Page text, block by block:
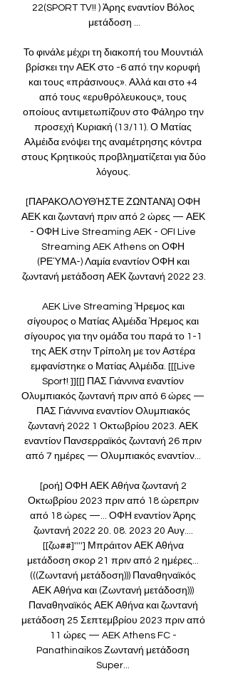
22(SPORT TV!! ) Άρης εναντίον Βόλος
μετάδοση ...
Το φινάλε μέχρι τη διακοπή του Μουντιάλ
βρίσκει την ΑΕΚ στο -6 από την κορυφή
και τους «πράσινους». Αλλά και στο +4
από τους «ερυθρόλευκους», τους
οποίους αντιμετωπίζουν στο Φάληρο την
προσεχή Κυριακή (13/11). Ο Ματίας
Αλμέιδα ενόψει της αναμέτρησης κόντρα
στους Κρητικούς προβληματίζεται για δύο
λόγους.
[ΠΑΡΑΚΟΛΟΥΘΉΣΤΕ ΖΩΝΤΑΝΆ] ΟΦΗ
ΑΕΚ και ζωντανή πριν από 2 ώρες — ΑΕΚ
- ΟΦΗ Live Streaming AEK - OFI Live
Streaming AEK Athens on ΟΦΗ
(ΡΕΎΜΑ-) Λαμία εναντίον ΟΦΗ και
ζωντανή μετάδοση ΑΕΚ ζωντανή 2022 23.
AEK Live Streaming Ήρεμος και
σίγουρος ο Ματίας Αλμέιδα Ήρεμος και
σίγουρος για την ομάδα του παρά το 1-1
της ΑΕΚ στην Τρίπολη με τον Αστέρα
εμφανίστηκε ο Ματίας Αλμέιδα. [[[Live
Sport! ]][[] ΠΑΣ Γιάννινα εναντίον
Ολυμπιακός ζωντανή πριν από 6 ώρες —
ΠΑΣ Γιάννινα εναντίον Ολυμπιακός
ζωντανή 2022 1 Οκτωβρίου 2023. ΑΕΚ
εναντίον Πανσερραϊκός ζωντανή 26 πριν
από 7 ημέρες — Ολυμπιακός εναντίον...
[ροή] ΟΦΗ ΑΕΚ Αθήνα ζωντανή 2
Οκτωβρίου 2023 πριν από 18 ώρεπριν
από 18 ώρες —... ΟΦΗ εναντίον Άρης
ζωντανή 2022 20. 08. 2023 20 Αυγ....
[[ζω##]''''] Μπράιτον ΑΕΚ Αθήνα
μετάδοση σκορ 21 πριν από 2 ημέρες...
(((Ζωντανή μετάδοση))) Παναθηναϊκός
ΑΕΚ Αθήνα και (Ζωντανή μετάδοση)))
Παναθηναϊκός ΑΕΚ Αθήνα και ζωντανή
μετάδοση 25 Σεπτεμβρίου 2023 πριν από
11 ώρες — AEK Athens FC -
Panathinaikos Ζωντανή μετάδοση
Super...